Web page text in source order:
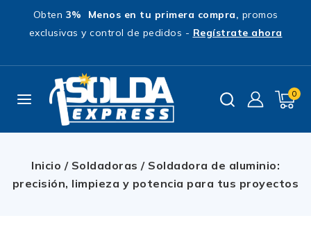
Obten 3% Menos en tu primera compra, promos
exclusivas y control de pedidos - Regístrate ahora
0
Inicio / Soldadoras / Soldadora de aluminio:
precisión, limpieza y potencia para tus proyectos